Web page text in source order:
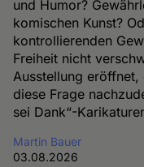
und Humor?
komischen Kunst?
kontrollierenden
Freiheit nicht
Ausstellung
diese Frage
sei Dank“-
Martin Bauer
03.08.2026